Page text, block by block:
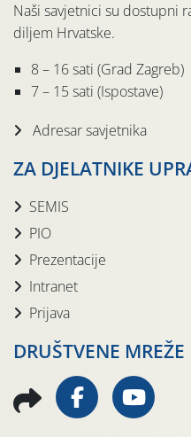
Naši savjetnici su dostupni
diljem Hrvatske.
8 – 16 sati (Grad Zagreb)
7 – 15 sati (Ispostave)
Adresar savjetnika
ZA DJELATNIKE
SEMIS
PIO
Prezentacije
Intranet
Prijava
DRUŠTVENE MREŽE